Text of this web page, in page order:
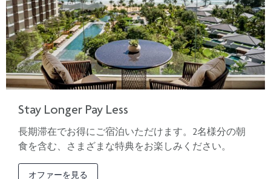
Stay Longer Pay Less
長期滞在でお得にご宿泊いただけます。2名様分の朝
食を含む、さまざまな特典をお楽しみください。
オファーを見る